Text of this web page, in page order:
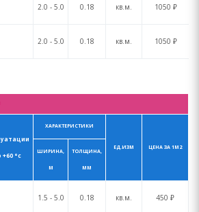
2.0 - 5.0 0.18 кв.м. 1050 ₽
2.0 - 5.0 0.18 кв.м. 1050 ₽
+60 °с
ХАРАКТЕРИСТИКИ
ЕД.ИЗМ ЦЕНА ЗА 1М2
ШИРИНА,
М
ТОЛЩИНА,
ММ
1.5 - 5.0 0.18 кв.м. 450 ₽